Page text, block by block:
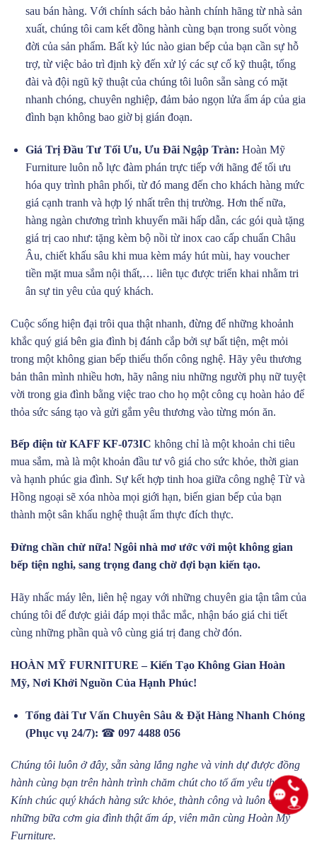
sau bán hàng. Với chính sách bảo hành chính hãng từ nhà sản
xuất, chúng tôi cam kết đồng hành cùng bạn trong suốt vòng
đời của sản phẩm. Bất kỳ lúc nào gian bếp của bạn cần sự hỗ
trợ, từ việc bảo trì định kỳ đến xử lý các sự cố kỹ thuật, tổng
đài và đội ngũ kỹ thuật của chúng tôi luôn sẵn sàng có mặt
nhanh chóng, chuyên nghiệp, đảm bảo ngọn lửa ấm áp của gia
đình bạn không bao giờ bị gián đoạn.
Giá Trị Đầu Tư Tối Ưu, Ưu Đãi Ngập Tràn: Hoàn Mỹ
Furniture luôn nỗ lực đàm phán trực tiếp với hãng để tối ưu
hóa quy trình phân phối, từ đó mang đến cho khách hàng mức
giá cạnh tranh và hợp lý nhất trên thị trường. Hơn thế nữa,
hàng ngàn chương trình khuyến mãi hấp dẫn, các gói quà tặng
giá trị cao như: tặng kèm bộ nồi từ inox cao cấp chuẩn Châu
Âu, chiết khấu sâu khi mua kèm máy hút mùi, hay voucher
tiền mặt mua sắm nội thất,… liên tục được triển khai nhằm tri
ân sự tin yêu của quý khách.
Cuộc sống hiện đại trôi qua thật nhanh, đừng để những khoảnh
khắc quý giá bên gia đình bị đánh cắp bởi sự bất tiện, mệt mỏi
trong một không gian bếp thiếu thốn công nghệ. Hãy yêu thương
bản thân mình nhiều hơn, hãy nâng niu những người phụ nữ tuyệt
vời trong gia đình bằng việc trao cho họ một công cụ hoàn hảo để
thỏa sức sáng tạo và gửi gắm yêu thương vào từng món ăn.
Bếp điện từ KAFF KF-073IC không chỉ là một khoản chi tiêu
mua sắm, mà là một khoản đầu tư vô giá cho sức khỏe, thời gian
và hạnh phúc gia đình. Sự kết hợp tinh hoa giữa công nghệ Từ và
Hồng ngoại sẽ xóa nhòa mọi giới hạn, biến gian bếp của bạn
thành một sân khấu nghệ thuật ẩm thực đích thực.
Đừng chần chừ nữa! Ngôi nhà mơ ước với một không gian
bếp tiện nghi, sang trọng đang chờ đợi bạn kiến tạo.
Hãy nhấc máy lên, liên hệ ngay với những chuyên gia tận tâm của
chúng tôi để được giải đáp mọi thắc mắc, nhận báo giá chi tiết
cùng những phần quà vô cùng giá trị đang chờ đón.
HOÀN MỸ FURNITURE – Kiến Tạo Không Gian Hoàn
Mỹ, Nơi Khởi Nguồn Của Hạnh Phúc!
Tổng đài Tư Vấn Chuyên Sâu & Đặt Hàng Nhanh Chóng
(Phục vụ 24/7): ☎ 097 4488 056
Chúng tôi luôn ở đây, sẵn sàng lắng nghe và vinh dự được đồng
hành cùng bạn trên hành trình chăm chút cho tổ ấm yêu thương!
Kính chúc quý khách hàng sức khỏe, thành công và luôn có
những bữa cơm gia đình thật ấm áp, viên mãn cùng Hoàn Mỹ
Furniture.